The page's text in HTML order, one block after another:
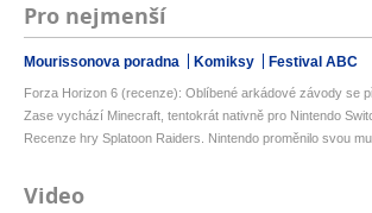
Pro nejmenší
Mourissonova poradna Komiksy Festival ABC
Forza Horizon 6 (recenze): Oblíbené arkádové závody se
Zase vychází Minecraft, tentokrát nativně pro Nintendo
Recenze hry Splatoon Raiders. Nintendo proměnilo svou
Video